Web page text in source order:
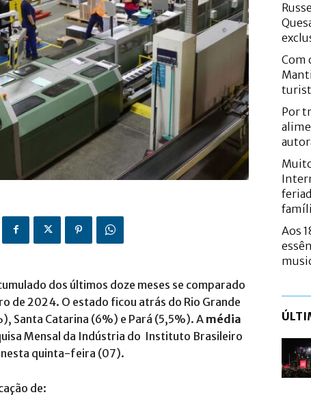
dos últimos doze meses se comparado
de 2024. O estado ficou atrás do Rio Grande
Santa Catarina (6%) e Pará (5,5%). A média
Mensal da Indústria do Instituto Brasileiro
nesta quinta-feira (07).
de:
Com
Por
Aos